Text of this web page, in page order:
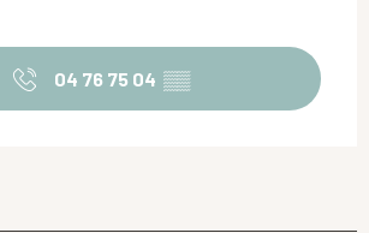
04 76 75 04 ▒▒